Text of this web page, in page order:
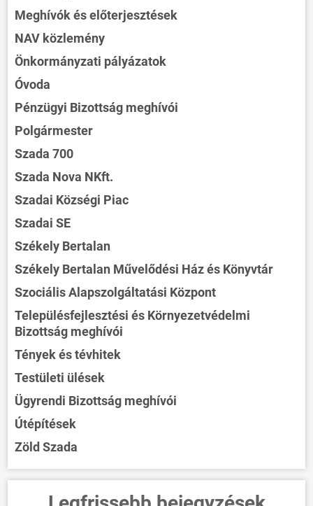
Meghívók és előterjesztések
NAV közlemény
Önkormányzati pályázatok
Óvoda
Pénzügyi Bizottság meghívói
Polgármester
Szada 700
Szada Nova NKft.
Szadai Községi Piac
Szadai SE
Székely Bertalan
Székely Bertalan Művelődési Ház és Könyvtár
Szociális Alapszolgáltatási Központ
Településfejlesztési és Környezetvédelmi
Bizottság meghívói
Tények és tévhitek
Testületi ülések
Ügyrendi Bizottság meghívói
Útépítések
Zöld Szada